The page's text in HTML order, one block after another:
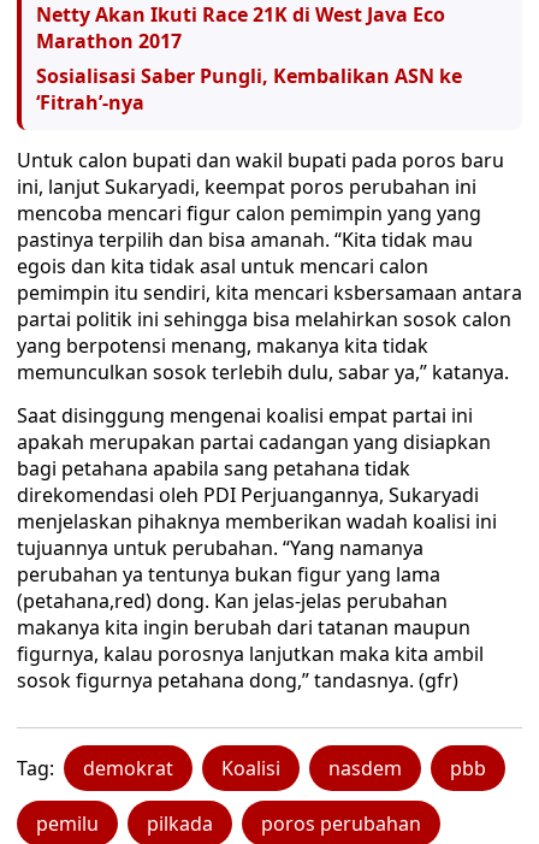
Netty Akan Ikuti Race 21K di West Java Eco
Marathon 2017
Sosialisasi Saber Pungli, Kembalikan ASN ke
‘Fitrah’-nya
Untuk calon bupati dan wakil bupati pada poros baru
ini, lanjut Sukaryadi, keempat poros perubahan ini
mencoba mencari figur calon pemimpin yang yang
pastinya terpilih dan bisa amanah. “Kita tidak mau
egois dan kita tidak asal untuk mencari calon
pemimpin itu sendiri, kita mencari ksbersamaan antara
partai politik ini sehingga bisa melahirkan sosok calon
yang berpotensi menang, makanya kita tidak
memunculkan sosok terlebih dulu, sabar ya,” katanya.
Saat disinggung mengenai koalisi empat partai ini
apakah merupakan partai cadangan yang disiapkan
bagi petahana apabila sang petahana tidak
direkomendasi oleh PDI Perjuangannya, Sukaryadi
menjelaskan pihaknya memberikan wadah koalisi ini
tujuannya untuk perubahan. “Yang namanya
perubahan ya tentunya bukan figur yang lama
(petahana,red) dong. Kan jelas-jelas perubahan
makanya kita ingin berubah dari tatanan maupun
figurnya, kalau porosnya lanjutkan maka kita ambil
sosok figurnya petahana dong,” tandasnya. (gfr)
Tag: demokrat Koalisi nasdem pbb
pemilu pilkada poros perubahan